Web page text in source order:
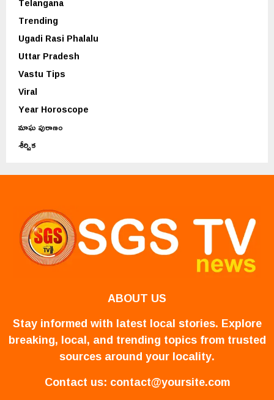
Trending
Ugadi Rasi Phalalu
Uttar Pradesh
Vastu Tips
Viral
Year Horoscope
మాఘ పురాణం
శీర్షిక
ABOUT US
Stay informed with latest local stories. Explore
breaking, local, and trending topics from trusted
sources around your locality.
Contact us: contact@yoursite.com